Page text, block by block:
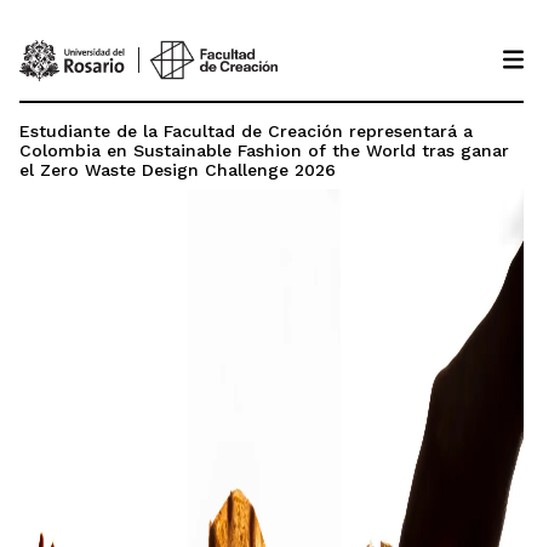
Estudiante de la Facultad de Creación representará a
Colombia en Sustainable Fashion of the World tras ganar
el Zero Waste Design Challenge 2026